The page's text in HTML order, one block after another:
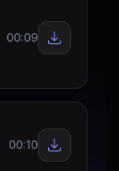
00:09
00:10